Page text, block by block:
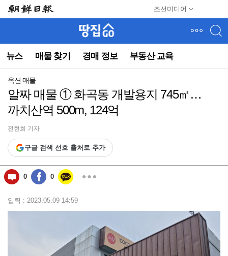
조선미디어
뉴스 매물 찾기 경매 정보 부동산 교육
뉴
(컨
동)
옥션 매물
알짜 매물 ① 화곡동 개발용지 745㎡…
까치산역 500m, 124억
전현희 기자
구글 검색 선호 출처로 추가
0 0
입력 : 2023.05.09 14:59